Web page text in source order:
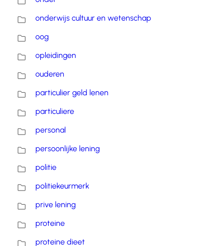
onderwijs cultuur en wetenschap
oog
opleidingen
ouderen
particulier geld lenen
particuliere
personal
persoonlijke lening
politie
politiekeurmerk
prive lening
proteine
proteine dieet